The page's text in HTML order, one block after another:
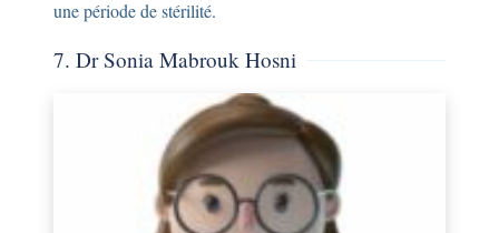
une période de stérilité.
7. Dr Sonia Mabrouk Hosni